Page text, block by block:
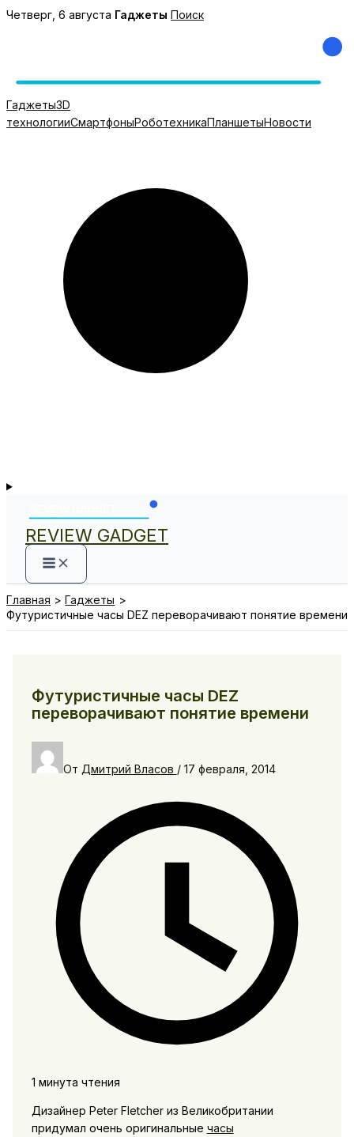
Перейти
Четверг, 6 августа Гаджеты Поиск
Гаджеты3D
технологииСмартфоныРоботехникаПланшетыНовости
REVIEW GADGET
Главная
Гаджеты
Футуристичные часы DEZ переворачивают понятие времени
Футуристичные часы DEZ
переворачивают понятие времени
От Дмитрий Власов / 17 февраля, 2014
1 минута чтения
Дизайнер Peter Fletcher из Великобритании
придумал очень оригинальные часы